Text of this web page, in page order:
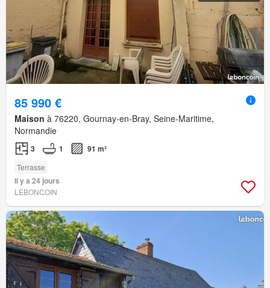
85 990 €
Maison à 76220, Gournay-en-Bray, Seine-Maritime,
Normandie
3 1 91 m²
Terrasse
Il y a 24 jours
LEBONCOIN